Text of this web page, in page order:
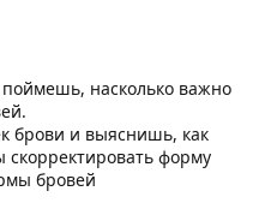
насколько важно
брови и выяснишь, как
форму
бровей